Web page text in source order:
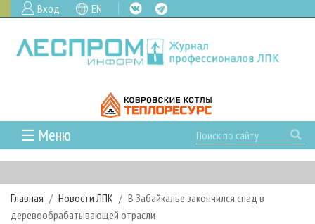
Вход EN
☰ Меню
ГЛАВНАЯ
РУБРИКИ И ТЕМЫ
РУБРИКИ ЖУРНАЛА
НОВОСТИ
Главная Новости ЛПК
В Забайкалье закончился спад в
деревообрабатывающей отрасли